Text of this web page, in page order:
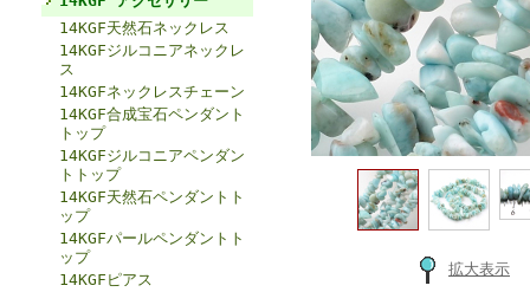
14KGF天然石ネックレス
14KGFジルコニアネックレ
ス
14KGFネックレスチェーン
14KGF合成宝石ペンダント
トップ
14KGFジルコニアペンダン
トトップ
14KGF天然石ペンダントト
ップ
14KGFパールペンダントト
ップ
14KGFピアス
拡大表示